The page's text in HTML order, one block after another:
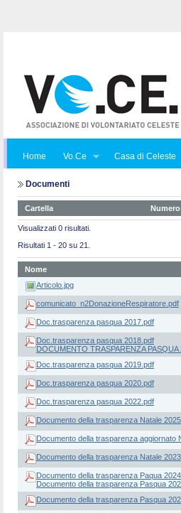
Home Vo.Ce Casa di Celeste
Documenti
Cartella
Visualizzati 0 risultati.
Risultati 1 - 20 su 21.
Nome
Articolo.jpg
comunicato_n2DonazioneRespiratore.pdf
Doc.trasparenza pasqua 2017.pdf
Doc.trasparenza pasqua 2018.pdf
DOCUMENTO TRASPARENZA PASQUA
Doc.trasparenza pasqua 2019.pdf
Doc.trasparenza pasqua 2020.pdf
Doc.trasparenza pasqua 2022.pdf
Documento della trasparenza Natale
Documento della trasparenza aggiornato
Documento della trasparenza Natale
Documento della trasparenza Paqua
Documento della trasparenza Pasqua
Documento della trasparenza Pasqua